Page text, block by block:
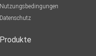
Nutzungsbedingungen
Datenschutz
Produkte